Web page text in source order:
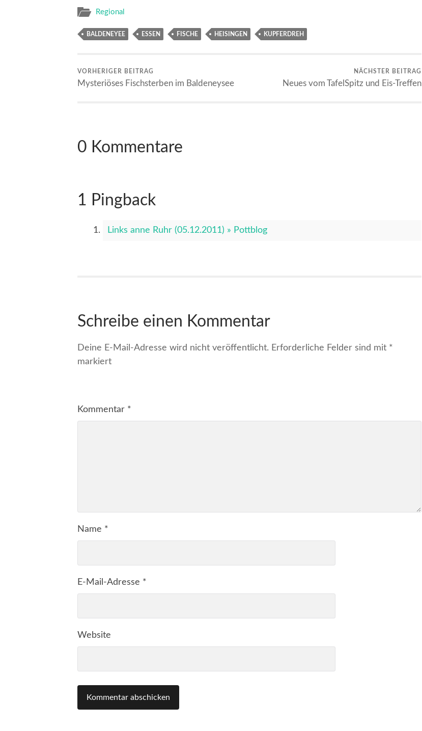
Regional
BALDENEYEE ESSEN FISCHE HEISINGEN KUPFERDREH
VORHERIGER BEITRAG
Mysteriöses Fischsterben im Baldeneysee
NÄCHSTER BEITRAG
Neues vom TafelSpitz und Eis-Treffen
0 Kommentare
1 Pingback
Links anne Ruhr (05.12.2011) » Pottblog
Schreibe einen Kommentar
Deine E-Mail-Adresse wird nicht veröffentlicht. Erforderliche Felder sind mit *
markiert
Kommentar *
Name *
E-Mail-Adresse *
Website